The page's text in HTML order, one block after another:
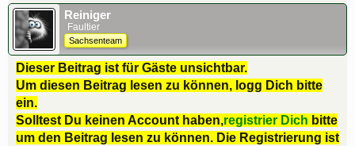
Reiniger
Faultier
Sachsenteam
Dieser Beitrag ist für Gäste unsichtbar.
Um diesen Beitrag lesen zu können, logg Dich bitte
ein.
Solltest Du keinen Account haben,registrier Dich bitte
um den Beitrag lesen zu können. Die Registrierung ist